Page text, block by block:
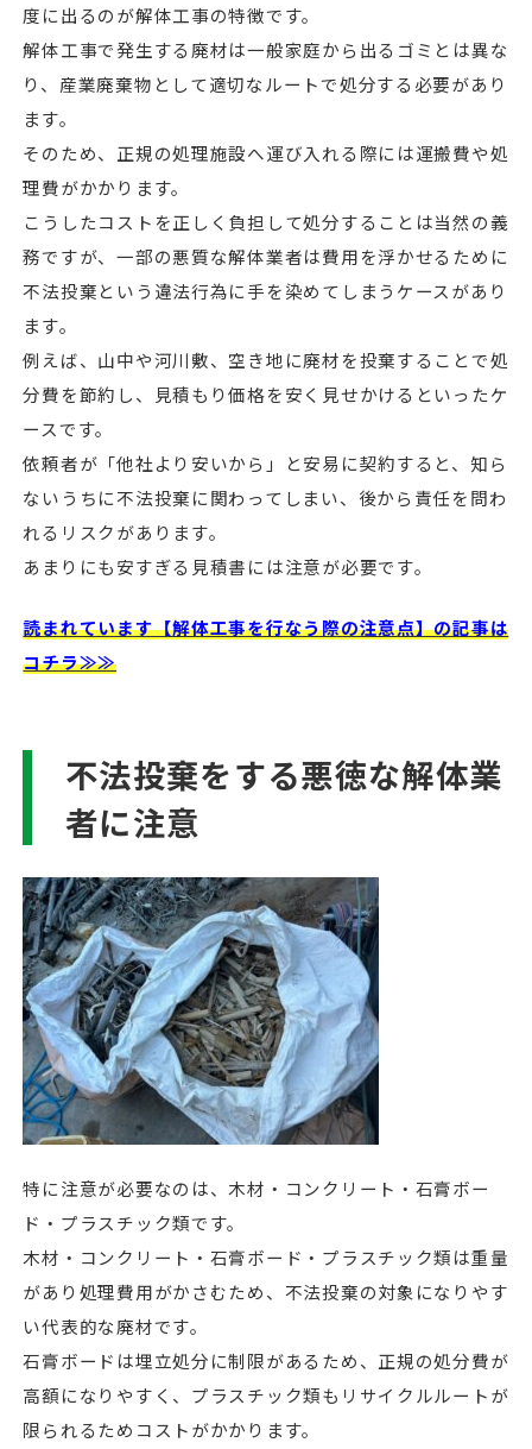
度に出るのが解体工事の特徴です。
解体工事で発生する廃材は一般家庭から出るゴミとは異な
り、産業廃棄物として適切なルートで処分する必要があり
ます。
そのため、正規の処理施設へ運び入れる際には運搬費や処
理費がかかります。
こうしたコストを正しく負担して処分することは当然の義
務ですが、一部の悪質な解体業者は費用を浮かせるために
不法投棄という違法行為に手を染めてしまうケースがあり
ます。
例えば、山中や河川敷、空き地に廃材を投棄することで処
分費を節約し、見積もり価格を安く見せかけるといったケ
ースです。
依頼者が「他社より安いから」と安易に契約すると、知ら
ないうちに不法投棄に関わってしまい、後から責任を問わ
れるリスクがあります。
あまりにも安すぎる見積書には注意が必要です。
読まれています【解体工事を行なう際の注意点】の記事は
コチラ≫≫
不法投棄をする悪徳な解体業
者に注意
特に注意が必要なのは、木材・コンクリート・石膏ボー
ド・プラスチック類です。
木材・コンクリート・石膏ボード・プラスチック類は重量
があり処理費用がかさむため、不法投棄の対象になりやす
い代表的な廃材です。
石膏ボードは埋立処分に制限があるため、正規の処分費が
高額になりやすく、プラスチック類もリサイクルルートが
限られるためコストがかかります。